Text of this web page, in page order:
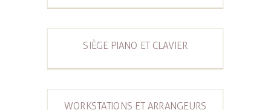
SIÈGE PIANO ET CLAVIER
WORKSTATIONS ET ARRANGEURS